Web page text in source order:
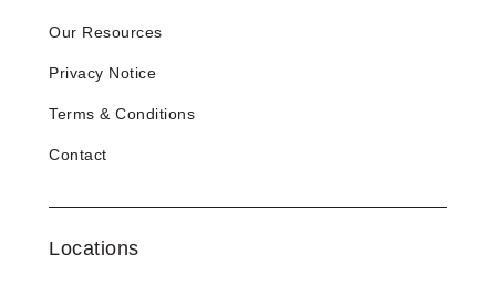
Our Resources
Privacy Notice
Terms & Conditions
Contact
Locations